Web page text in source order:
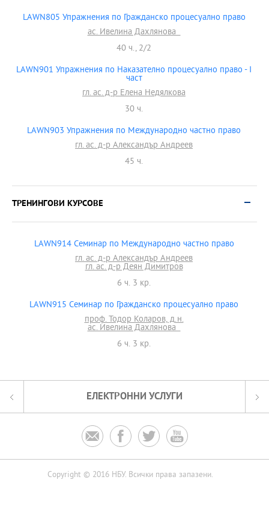
LAWN805 Упражнения по Гражданско процесуално право
ас. Ивелина Дахлянова
40 ч., 2/2
LAWN901 Упражнения по Наказателно процесуално право - I
част
гл. ас. д-р Елена Недялкова
30 ч.
LAWN903 Упражнения по Международно частно право
гл. ас. д-р Александър Андреев
45 ч.
ТРЕНИНГОВИ КУРСОВЕ
LAWN914 Семинар по Международно частно право
гл. ас. д-р Александър Андреев
гл. ас. д-р Деян Димитров
6 ч. 3 кр.
LAWN915 Семинар по Гражданско процесуално право
проф. Тодор Коларов, д.н.
ас. Ивелина Дахлянова
6 ч. 3 кр.
ЕЛЕКТРОННИ УСЛУГИ
   
Copyright © 2016 НБУ. Всички права запазени.